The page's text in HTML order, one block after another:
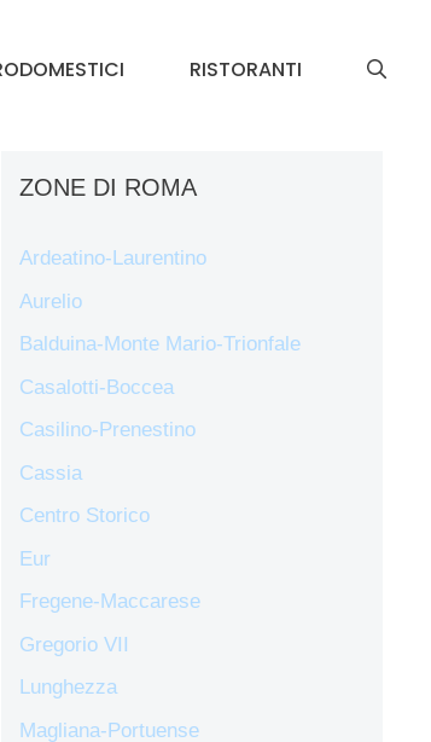
RISTORANTI
ZONE DI ROMA
Ardeatino-Laurentino
Aurelio
Balduina-Monte Mario-Trionfale
Casalotti-Boccea
Casilino-Prenestino
Cassia
Centro Storico
Eur
Fregene-Maccarese
Gregorio VII
Lunghezza
Magliana-Portuense